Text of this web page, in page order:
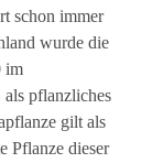
schon immer
wurde die
im
pflanzliches
gilt als
Pflanze dieser